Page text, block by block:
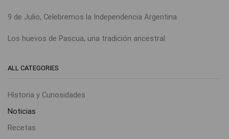
9 de Julio, Celebremos la Independencia Argentina
Los huevos de Pascua, una tradición ancestral
ALL CATEGORIES
Historia y Curiosidades
Noticias
Recetas